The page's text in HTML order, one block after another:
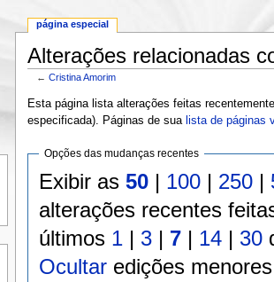
Alterações relacionadas
←Cristina Amorim
Esta página lista alterações feitas
especificada). Páginas de sua lista de páginas
Opções das mudanças recentes
Exibir as50 | 100 | 250 |
alterações recentes
últimos 1 | 3 | 7 | 14 | 30
Ocultar edições
página especial